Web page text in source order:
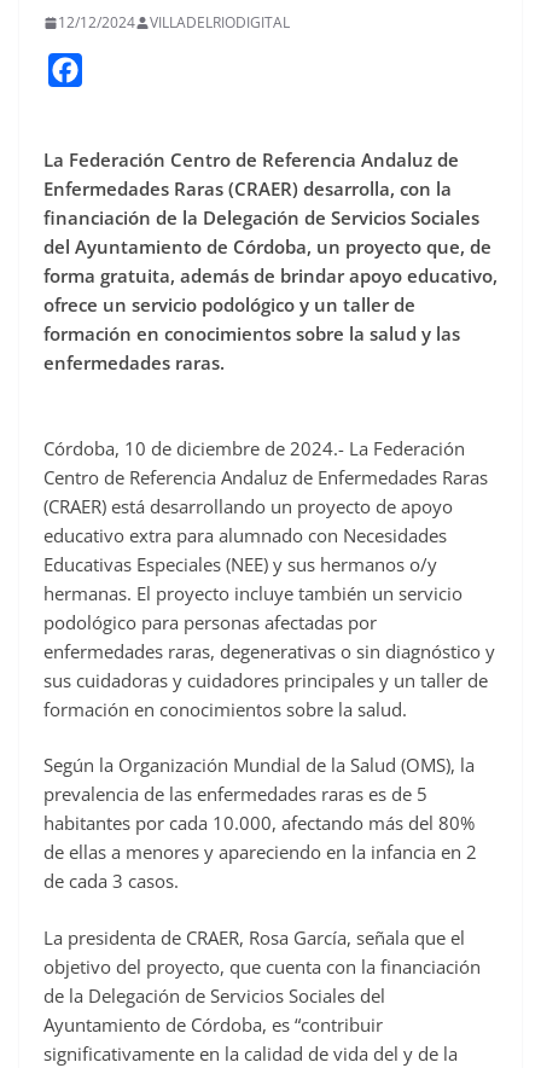
12/12/2024 VILLADELRIODIGITAL
e
o
o
k
La Federación Centro de Referencia Andaluz de
Enfermedades Raras (CRAER) desarrolla, con la
financiación de la Delegación de Servicios Sociales
del Ayuntamiento de Córdoba, un proyecto que, de
forma gratuita, además de brindar apoyo educativo,
ofrece un servicio podológico y un taller de
formación en conocimientos sobre la salud y las
enfermedades raras.
Córdoba, 10 de diciembre de 2024.- La Federación
Centro de Referencia Andaluz de Enfermedades Raras
(CRAER) está desarrollando un proyecto de apoyo
educativo extra para alumnado con Necesidades
Educativas Especiales (NEE) y sus hermanos o/y
hermanas. El proyecto incluye también un servicio
podológico para personas afectadas por
enfermedades raras, degenerativas o sin diagnóstico y
sus cuidadoras y cuidadores principales y un taller de
formación en conocimientos sobre la salud.
Según la Organización Mundial de la Salud (OMS), la
prevalencia de las enfermedades raras es de 5
habitantes por cada 10.000, afectando más del 80%
de ellas a menores y apareciendo en la infancia en 2
de cada 3 casos.
La presidenta de CRAER, Rosa García, señala que el
objetivo del proyecto, que cuenta con la financiación
de la Delegación de Servicios Sociales del
Ayuntamiento de Córdoba, es “contribuir
significativamente en la calidad de vida del y de la